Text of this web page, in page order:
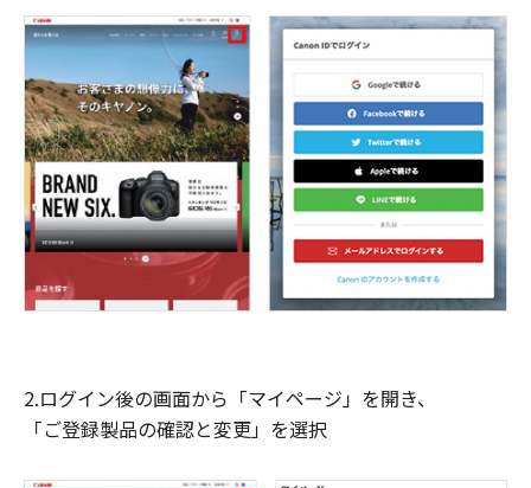
2.ログイン後の画面から「マイページ」を開き、
「ご登録製品の確認と変更」を選択